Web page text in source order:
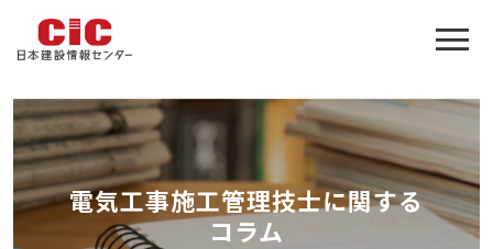
電気工事施工管理技士に関する
コラム